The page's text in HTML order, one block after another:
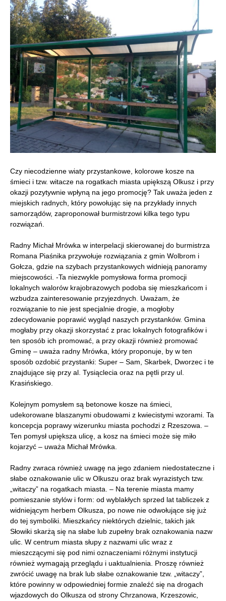
Czy niecodzienne wiaty przystankowe, kolorowe kosze na
śmieci i tzw. witacze na rogatkach miasta upiększą Olkusz i przy
okazji pozytywnie wpłyną na jego promocję? Tak uważa jeden z
miejskich radnych, który powołując się na przykłady innych
samorządów, zaproponował burmistrzowi kilka tego typu
rozwiązań.
Radny Michał Mrówka w interpelacji skierowanej do burmistrza
Romana Piaśnika przywołuje rozwiązania z gmin Wolbrom i
Gołcza, gdzie na szybach przystankowych widnieją panoramy
miejscowości. -Ta niezwykle pomysłowa forma promocji
lokalnych walorów krajobrazowych podoba się mieszkańcom i
wzbudza zainteresowanie przyjezdnych. Uważam, że
rozwiązanie to nie jest specjalnie drogie, a mogłoby
zdecydowanie poprawić wygląd naszych przystanków. Gmina
mogłaby przy okazji skorzystać z prac lokalnych fotografików i
ten sposób ich promować, a przy okazji również promować
Gminę – uważa radny Mrówka, który proponuje, by w ten
sposób ozdobić przystanki: Super – Sam, Skarbek, Dworzec i te
znajdujące się przy al. Tysiąclecia oraz na pętli przy ul.
Krasińskiego.
Kolejnym pomysłem są betonowe kosze na śmieci,
udekorowane blaszanymi obudowami z kwiecistymi wzorami. Ta
koncepcja poprawy wizerunku miasta pochodzi z Rzeszowa. –
Ten pomysł upiększa ulicę, a kosz na śmieci może się miło
kojarzyć – uważa Michał Mrówka.
Radny zwraca również uwagę na jego zdaniem niedostateczne i
słabe oznakowanie ulic w Olkuszu oraz brak wyrazistych tzw.
„witaczy” na rogatkach miasta. – Na terenie miasta mamy
pomieszanie stylów i form: od wyblakłych sprzed lat tabliczek z
widniejącym herbem Olkusza, po nowe nie odwołujące się już
do tej symboliki. Mieszkańcy niektórych dzielnic, takich jak
Słowiki skarżą się na słabe lub zupełny brak oznakowania nazw
ulic. W centrum miasta słupy z nazwami ulic wraz z
mieszczącymi się pod nimi oznaczeniami różnymi instytucji
również wymagają przeglądu i uaktualnienia. Proszę również
zwrócić uwagę na brak lub słabe oznakowanie tzw. „witaczy”,
które powinny w odpowiedniej formie znaleźć się na drogach
wjazdowych do Olkusza od strony Chrzanowa, Krzeszowic,